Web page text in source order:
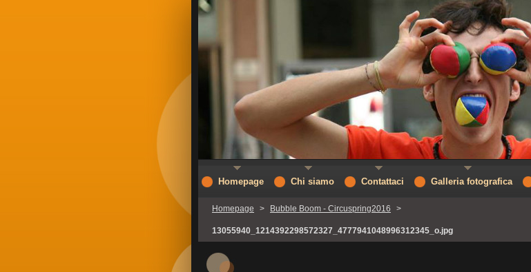
Homepage > Bubble Boom - Circuspring2016 >
13055940_1214392298572327_4777941048996312345_o.jpg
Homepage Chi siamo Contattaci Galleria fotografica